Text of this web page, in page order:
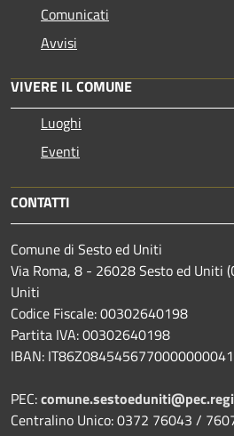
Comunicati
Avvisi
VIVERE IL COMUNE
Luoghi
Eventi
CONTATTI
Comune di Sesto ed Uniti
Via Roma, 8 - 26028 Sesto ed Uniti
Uniti
Codice Fiscale: 00302640198
Partita IVA: 00302640198
IBAN:
PEC:
Centralino Unico: 0372 76043 /